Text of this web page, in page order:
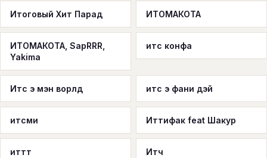
Итоговый Хит Парад ИТОМАКОТА
ИТОМАКОТА, SapRRR,
Yakima
итс конфа
Итс э мэн ворлд итс э фани дэй
итсми Иттифак feat Шакур
иттт Итч